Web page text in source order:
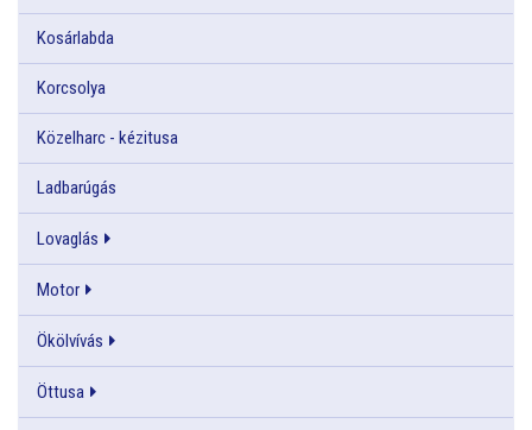
Kosárlabda
Korcsolya
Közelharc - kézitusa
Ladbarúgás
Lovaglás
Motor
Ökölvívás
Öttusa